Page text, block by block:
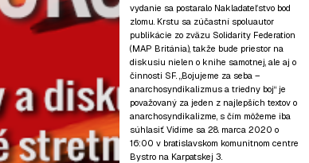
vydanie sa postaralo Nakladateľstvo bod
zlomu. Krstu sa zúčastní spoluautor
publikácie zo zväzu Solidarity Federation
(MAP Británia), takže bude priestor na
diskusiu nielen o knihe samotnej, ale aj o
činnosti SF. „Bojujeme za seba –
anarchosyndikalizmus a triedny boj“ je
považovaný za jeden z najlepších textov o
anarchosyndikalizme, s čím môžeme iba
súhlasiť. Vidíme sa 28. marca 2020 o
16:00 v bratislavskom komunitnom centre
Bystrona Karpatskej 3.